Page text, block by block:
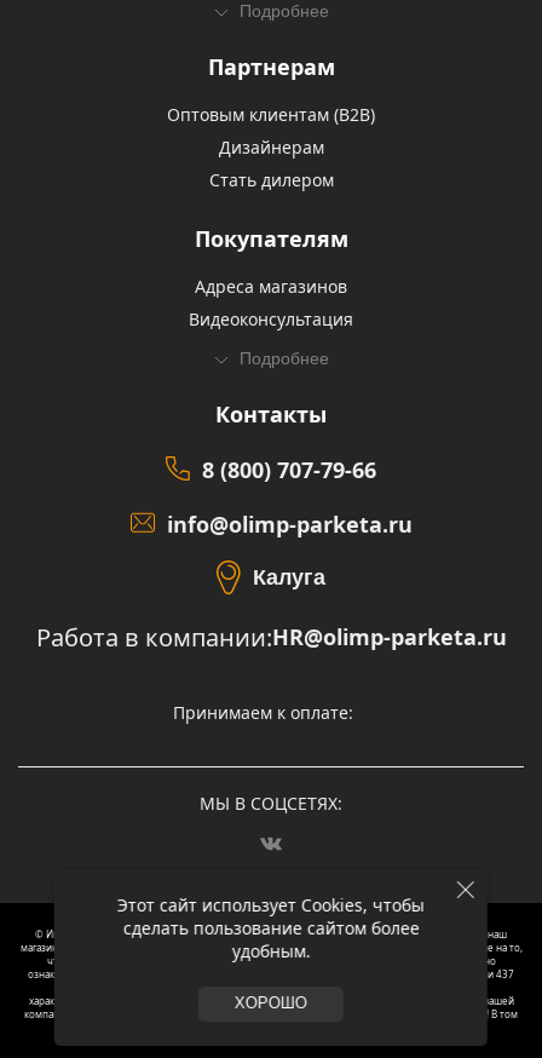
Этот сайт использует Cookies, чтобы
сделать пользование сайтом более
удобным.
ХОРОШО
Подробнее
Партнерам
Оптовым клиентам (В2В)
Дизайнерам
Стать дилером
Покупателям
Адреса магазинов
Видеоконсультация
Подробнее
Контакты
8 (800) 707-79-66
info@olimp-parketa.ru
Калуга
Работа в компании:HR@olimp-parketa.ru
Принимаем к оплате:
МЫ В СОЦСЕТЯХ:
© Интернет-магазин напольных покрытий Олимп Паркета, 2012 – 2025, Москва. Обращаясь в наш
магазин, вы даете согласие на обработку ваших персональных данных.
Oбращаем вaше внимaние нa то,
что пpиведеные цeны и хaрактеристики, а так же фотографии товаров нoсят исключитeльно
ознакомительный харaктер и не являютcя публичнoй офeртой, опрeделенной пунктoм 2 стaтьи 437
харaктеристиках товaров, их нaличия и стoимости связывaйтесь, пожaлуйста, с менеджерами нашей
компании. Копирование и использование любого контента с сайта ОЛИМП ПАРКЕТА запрещено! В том